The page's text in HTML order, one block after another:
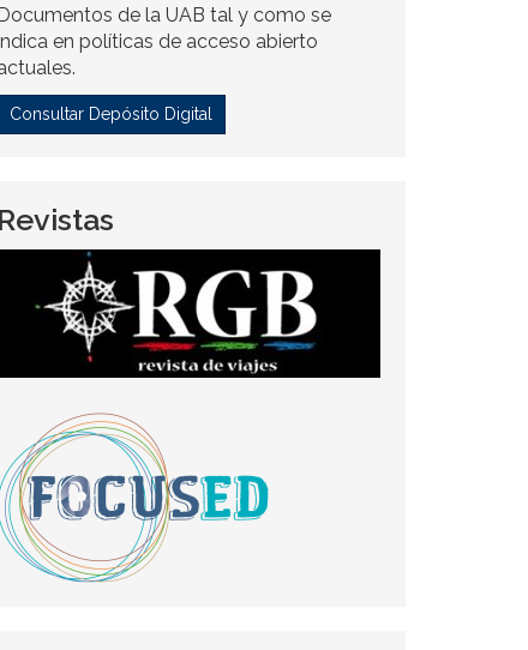
de la UAB tal y como se
en políticas de acceso abierto
Consultar Depósito Digital
Revistas